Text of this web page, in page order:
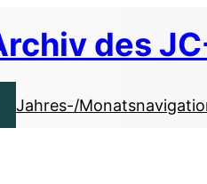
des
Jahres-/